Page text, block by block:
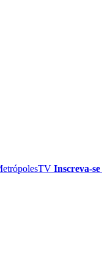
Inscreva-se